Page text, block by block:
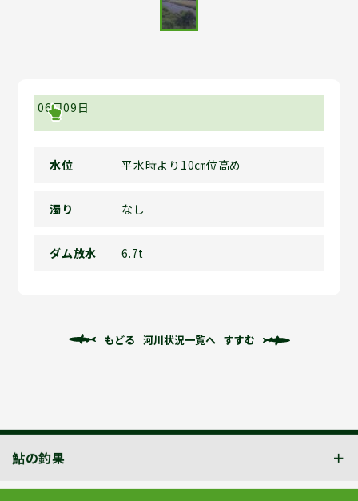
06月09日
水位 平水時より10㎝位高め
濁り なし
ダム放水 6.7t
もどる 河川状況一覧へ すすむ
鮎の釣果